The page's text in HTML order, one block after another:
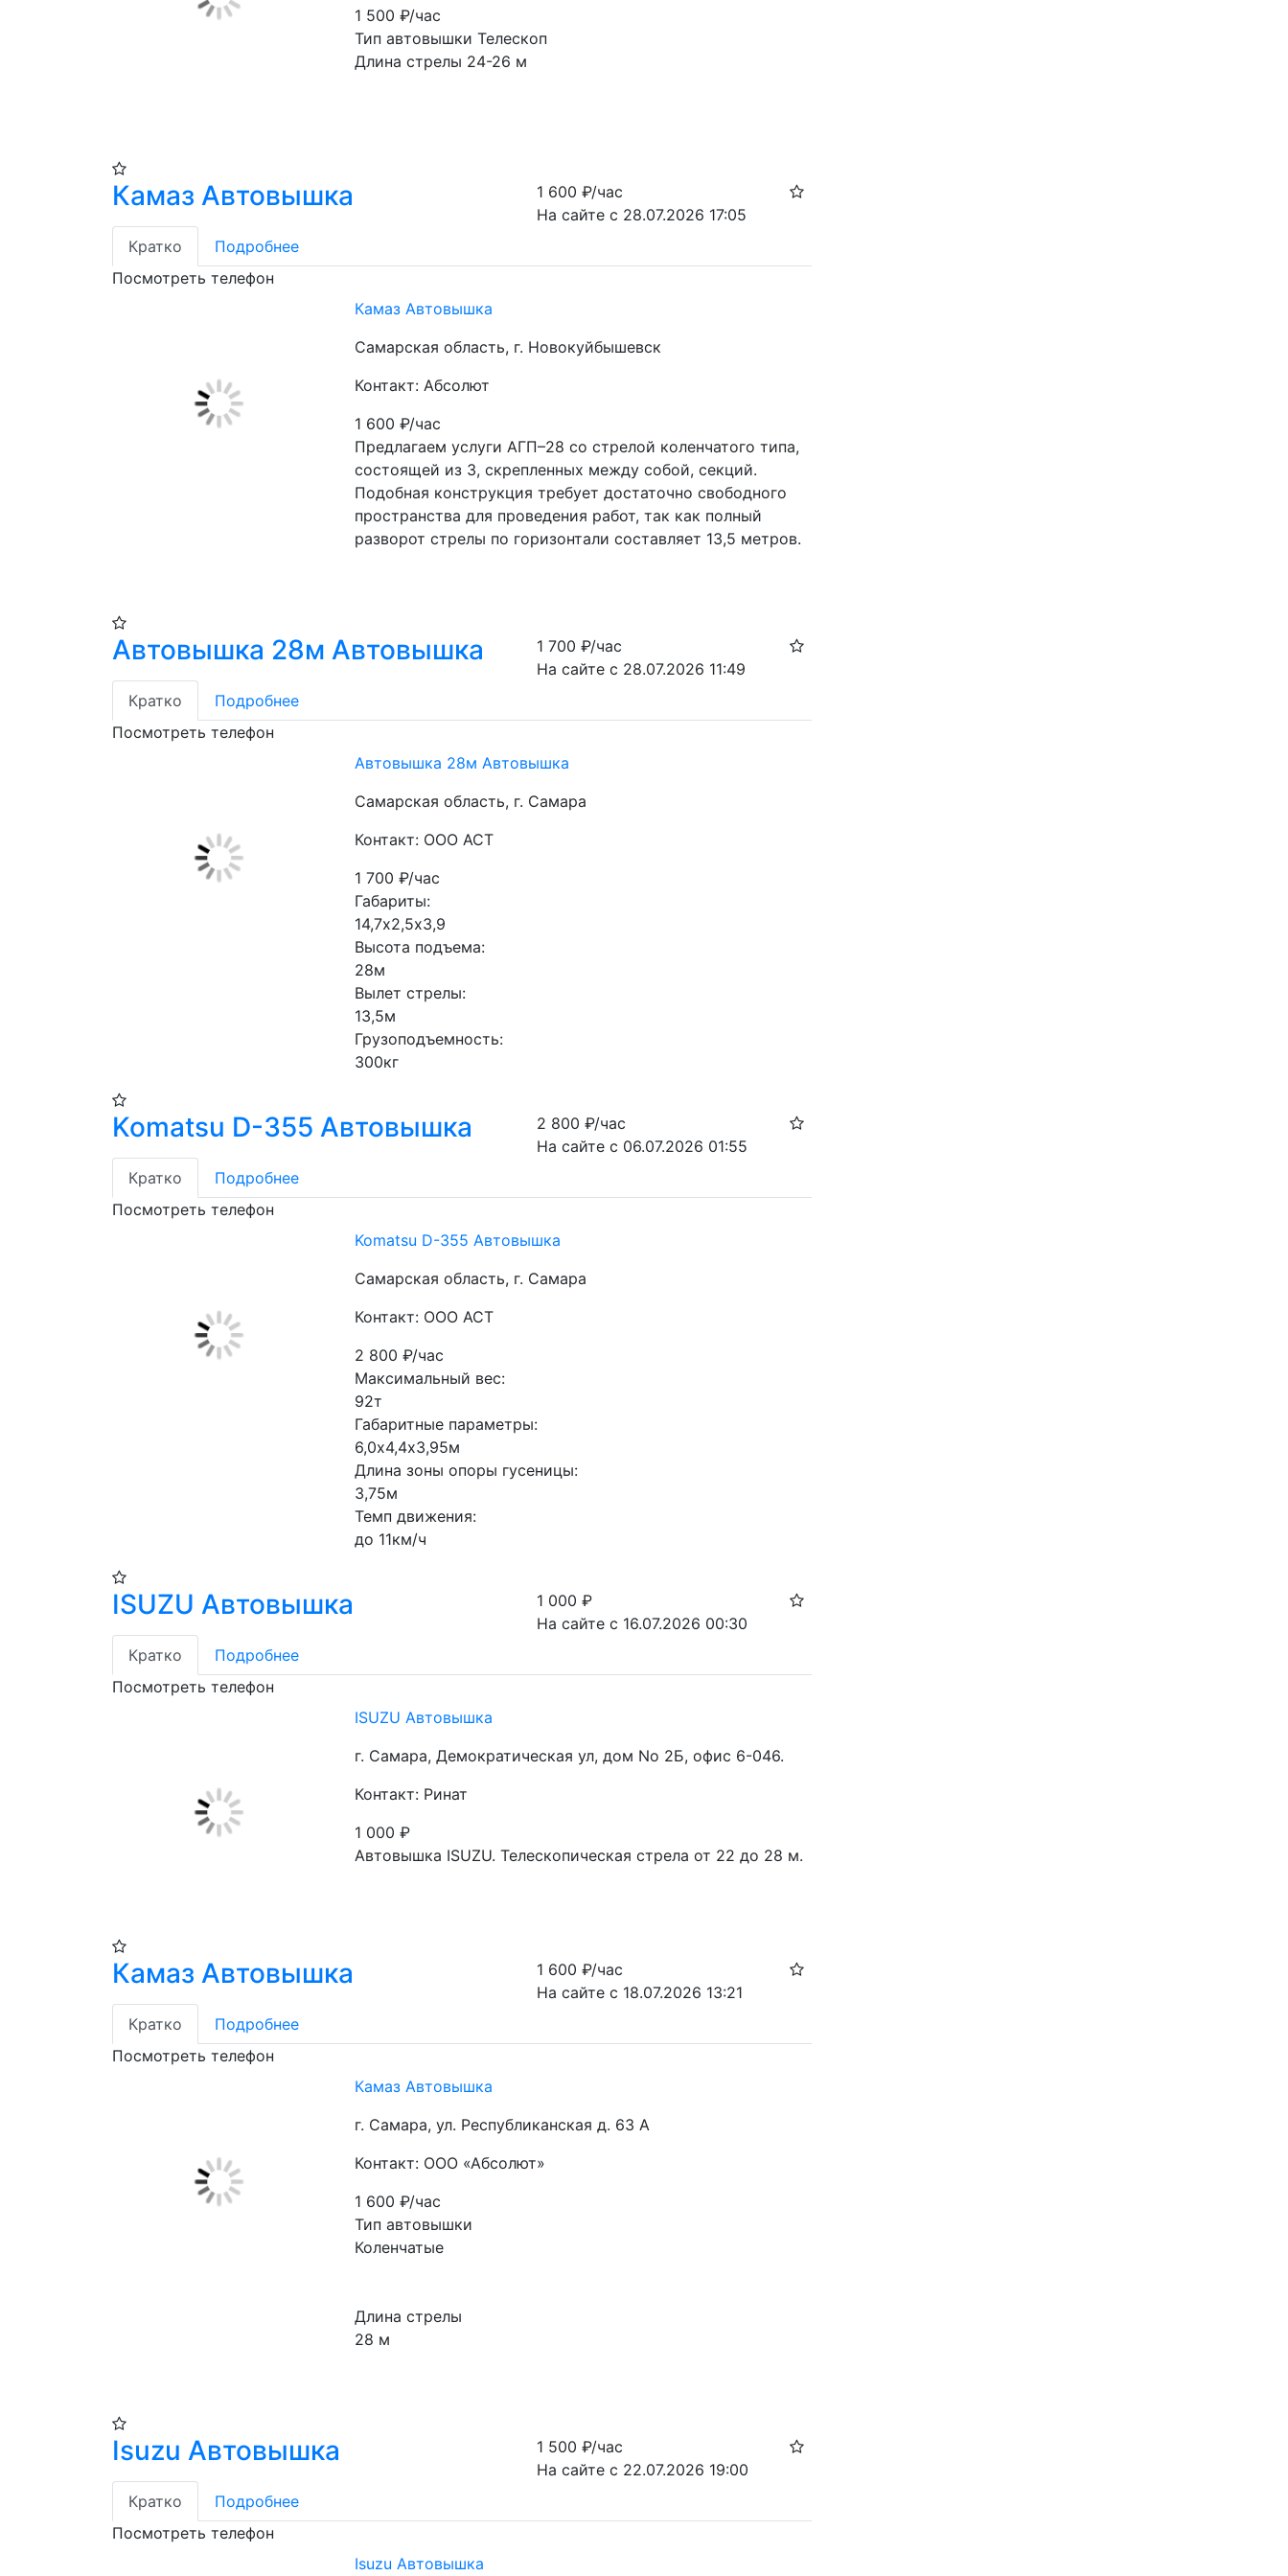
1 500₽/час
Тип автовышки Телескоп
Длина стрелы 24-26 м
Камаз Автовышка 1 600₽/час
На сайте с 28.07.2026 17:05
Кратко
Подробнее
Посмотреть телефон
Камаз Автовышка
Самарская область, г. Новокуйбышевск
Контакт: Абсолют
1 600₽/час
Предлагаем услуги АГП–28 со стрелой коленчатого типа,
состоящей из 3, скрепленных между собой, секций.
Подобная конструкция требует достаточно свободного
пространства для проведения работ, так как полный
разворот стрелы по горизонтали составляет 13,5 метров.
Автовышка 28м Автовышка 1 700₽/час
На сайте с 28.07.2026 11:49
Кратко
Подробнее
Посмотреть телефон
Автовышка 28м Автовышка
Самарская область, г. Самара
Контакт: ООО АСТ
1 700₽/час
Габариты:
14,7х2,5х3,9
Высота подъема:
28м
Вылет стрелы:
13,5м
Грузоподъемность:
300кг
Komatsu D-355 Автовышка 2 800₽/час
На сайте с 06.07.2026 01:55
Кратко
Подробнее
Посмотреть телефон
Komatsu D-355 Автовышка
Самарская область, г. Самара
Контакт: ООО АСТ
2 800₽/час
Максимальный вес:
92т
Габаритные параметры:
6,0х4,4х3,95м
Длина зоны опоры гусеницы:
3,75м
Темп движения:
до 11км/ч
ISUZU Автовышка 1 000₽
На сайте с 16.07.2026 00:30
Кратко
Подробнее
Посмотреть телефон
ISUZU Автовышка
г. Самара, Демократическая ул, дом No 2Б, офис 6-046.
Контакт: Ринат
1 000₽
Автовышка ISUZU. Телескопическая стрела от 22 до 28 м.
Камаз Автовышка 1 600₽/час
На сайте с 18.07.2026 13:21
Кратко
Подробнее
Посмотреть телефон
Камаз Автовышка
г. Самара, ул. Республиканская д. 63 А
Контакт: ООО «Абсолют»
1 600₽/час
Тип автовышки
Коленчатые
Длина стрелы
28 м
Isuzu Автовышка 1 500₽/час
На сайте с 22.07.2026 19:00
Кратко
Подробнее
Посмотреть телефон
Isuzu Автовышка